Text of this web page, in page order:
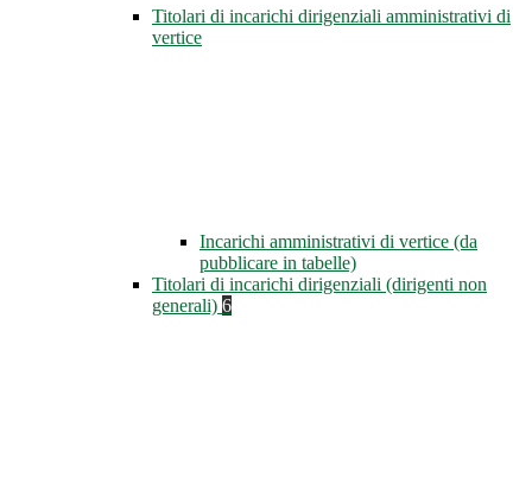
Titolari di incarichi dirigenziali amministrativi di
vertice
Incarichi amministrativi di vertice (da
pubblicare in tabelle)
Titolari di incarichi dirigenziali (dirigenti non
generali) 6